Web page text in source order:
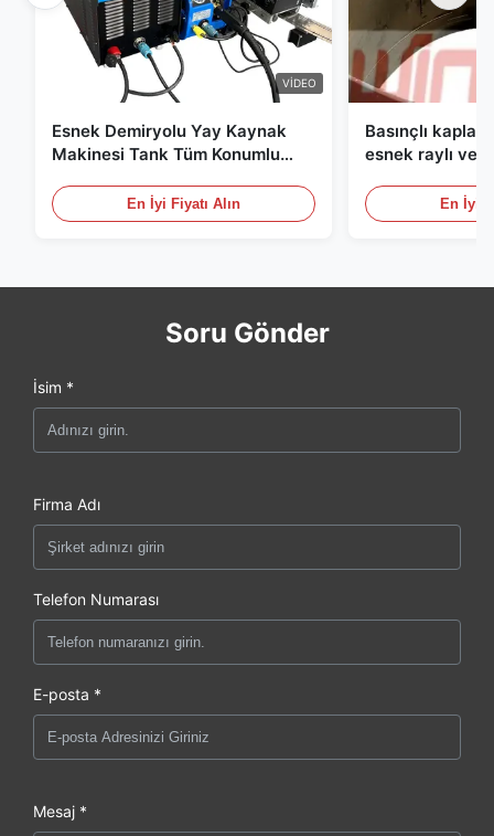
VIDEO
Esnek Demiryolu Yay Kaynak
Makinesi Tank Tüm Konumlu
En İyi Fiyatı Alın
Basınçlı
esnek raylı ve
arabası
En İyi
Soru Gönder
İsim *
Firma Adı
Telefon Numarası
E-posta *
Mesaj *